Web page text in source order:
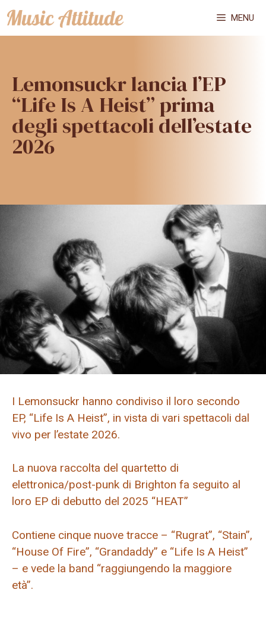
Vai
al
MENU
Lemonsuckr lancia l’EP
“Life Is A Heist” prima
degli spettacoli dell’estate
2026
I Lemonsuckr hanno condiviso il loro secondo
EP, “Life Is A Heist”, in vista di vari spettacoli dal
vivo per l’estate 2026.
La nuova raccolta del quartetto di
elettronica/post-punk di Brighton fa seguito al
loro EP di debutto del 2025 “HEAT”
Contiene cinque nuove tracce – “Rugrat”, “Stain”,
“House Of Fire”, “Grandaddy” e “Life Is A Heist”
– e vede la band “raggiungendo la maggiore
età”.